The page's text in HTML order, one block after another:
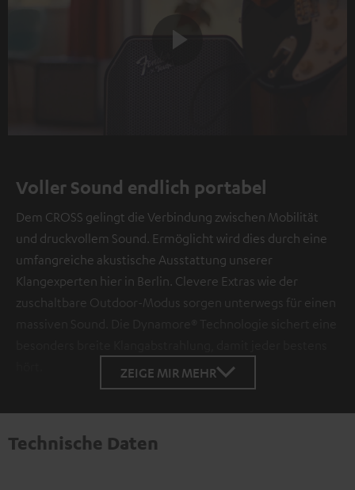
Video
Voller Sound endlich portabel
Dem CROSS gelingt die Verbindung zwischen Mobilität
und druckvollem Sound. Ermöglicht wird dies durch eine
umfangreiche akustische Ausstattung unserer
Klangexperten hier in Berlin. Clevere Extras wie der
zuschaltbare Outdoor-Modus sorgen unterwegs für einen
ZEIGE MIR MEHR
Technische Daten